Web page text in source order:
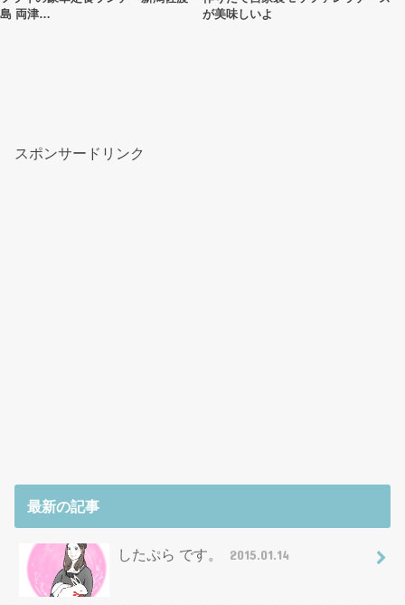
島 両津…
が美味しいよ
スポンサードリンク
最新の記事
したぷら です。 2015.01.14